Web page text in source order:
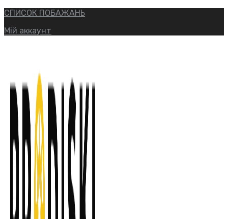
СПИСОК ПОБАЖАНЬ
Мій аккаунт